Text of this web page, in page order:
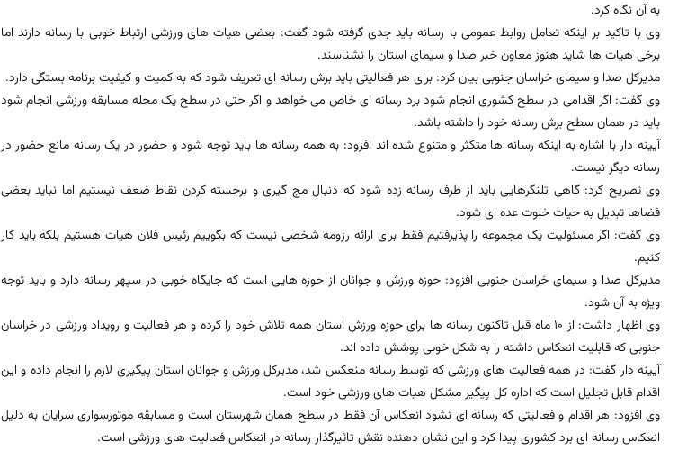
به آن نگاه کرد.
وی با تاکید بر اینکه تعامل روابط عمومی با رسانه باید جدی گرفته شود گفت: بعضی هیات های ورزشی ارتباط خوبی با رسانه دارند اما
برخی هیات ها شاید هنوز معاون خبر صدا و سیمای استان را نشناسند.
مدیرکل صدا و سیمای خراسان جنوبی بیان کرد: برای هر فعالیتی باید برش رسانه ای تعریف شود که به کمیت و کیفیت برنامه بستگی دارد.
وی گفت: اگر اقدامی در سطح کشوری انجام شود برد رسانه ای خاص می خواهد و اگر حتی در سطح یک محله مسابقه ورزشی انجام شود
باید در همان سطح برش رسانه خود را داشته باشد.
آیینه دار با اشاره به اینکه رسانه ها متکثر و متنوع شده اند افزود: به همه رسانه ها باید توجه شود و حضور در یک رسانه مانع حضور در
رسانه دیگر نیست.
وی تصریح کرد: گاهی تلنگرهایی باید از طرف رسانه زده شود که دنبال مچ گیری و برجسته کردن نقاط ضعف نیستیم اما نباید بعضی
فضاها تبدیل به حیات خلوت عده ای شود.
وی گفت: اگر مسئولیت یک مجموعه را پذیرفتیم فقط برای ارائه رزومه شخصی نیست که بگوییم رئیس فلان هیات هستیم بلکه باید کار
کنیم.
مدیرکل صدا و سیمای خراسان جنوبی افزود: حوزه ورزش و جوانان از حوزه هایی است که جایگاه خوبی در سپهر رسانه دارد و باید توجه
ویژه به آن شود.
وی اظهار داشت: از 10 ماه قبل تاکنون رسانه ها برای حوزه ورزش استان همه تلاش خود را کرده و هر فعالیت و رویداد ورزشی در خراسان
جنوبی که قابلیت انعکاس داشته را به شکل خوبی پوشش داده اند.
آیینه دار گفت: در همه فعالیت های ورزشی که توسط رسانه منعکس شد، مدیرکل ورزش و جوانان استان پیگیری لازم را انجام داده و این
اقدام قابل تجلیل است که اداره کل پیگیر مشکل هیات های ورزشی خود است.
وی افزود: هر اقدام و فعالیتی که رسانه ای نشود انعکاس آن فقط در سطح همان شهرستان است و مسابقه موتورسواری سرایان به دلیل
انعکاس رسانه ای برد کشوری پیدا کرد و این نشان دهنده نقش تاثیرگذار رسانه در انعکاس فعالیت های ورزشی است.